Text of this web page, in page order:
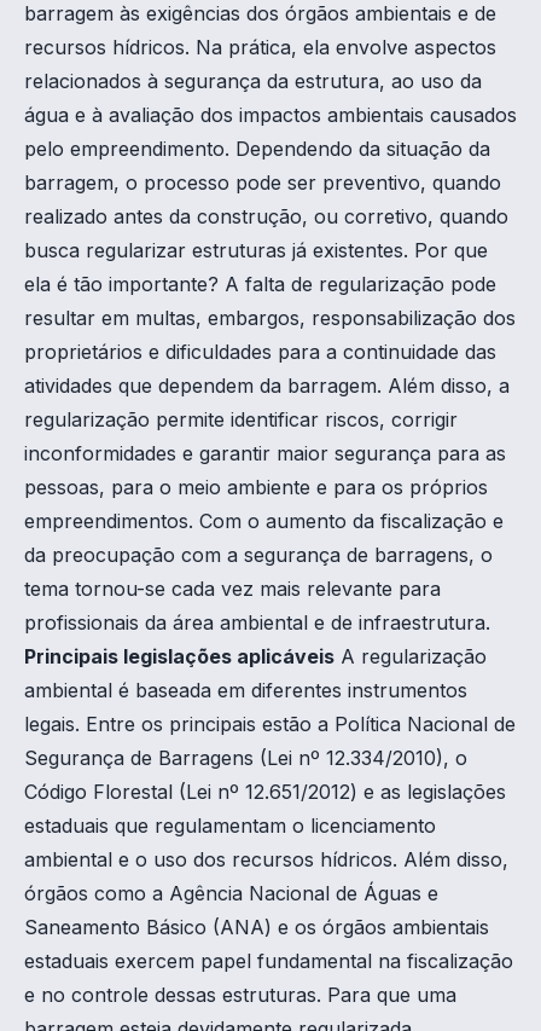
barragem às exigências dos órgãos ambientais e de
recursos hídricos. Na prática, ela envolve aspectos
relacionados à segurança da estrutura, ao uso da
água e à avaliação dos impactos ambientais causados
pelo empreendimento. Dependendo da situação da
barragem, o processo pode ser preventivo, quando
realizado antes da construção, ou corretivo, quando
busca regularizar estruturas já existentes. Por que
ela é tão importante? A falta de regularização pode
resultar em multas, embargos, responsabilização dos
proprietários e dificuldades para a continuidade das
atividades que dependem da barragem. Além disso, a
regularização permite identificar riscos, corrigir
inconformidades e garantir maior segurança para as
pessoas, para o meio ambiente e para os próprios
empreendimentos. Com o aumento da fiscalização e
da preocupação com a segurança de barragens, o
tema tornou-se cada vez mais relevante para
profissionais da área ambiental e de infraestrutura.
Principais legislações aplicáveis A regularização
ambiental é baseada em diferentes instrumentos
legais. Entre os principais estão a Política Nacional de
Segurança de Barragens (Lei nº 12.334/2010), o
Código Florestal (Lei nº 12.651/2012) e as legislações
estaduais que regulamentam o licenciamento
ambiental e o uso dos recursos hídricos. Além disso,
órgãos como a Agência Nacional de Águas e
Saneamento Básico (ANA) e os órgãos ambientais
estaduais exercem papel fundamental na fiscalização
e no controle dessas estruturas. Para que uma